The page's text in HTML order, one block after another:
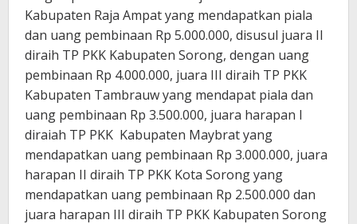
Kabupaten Raja Ampat yang mendapatkan piala
dan uang pembinaan Rp 5.000.000, disusul juara II
diraih TP PKK Kabupaten Sorong, dengan uang
pembinaan Rp 4.000.000, juara III diraih TP PKK
Kabupaten Tambrauw yang mendapat piala dan
uang pembinaan Rp 3.500.000, juara harapan I
diraiah TP PKK Kabupaten Maybrat yang
mendapatkan uang pembinaan Rp 3.000.000, juara
harapan II diraih TP PKK Kota Sorong yang
mendapatkan uang pembinaan Rp 2.500.000 dan
juara harapan III diraih TP PKK Kabupaten Sorong